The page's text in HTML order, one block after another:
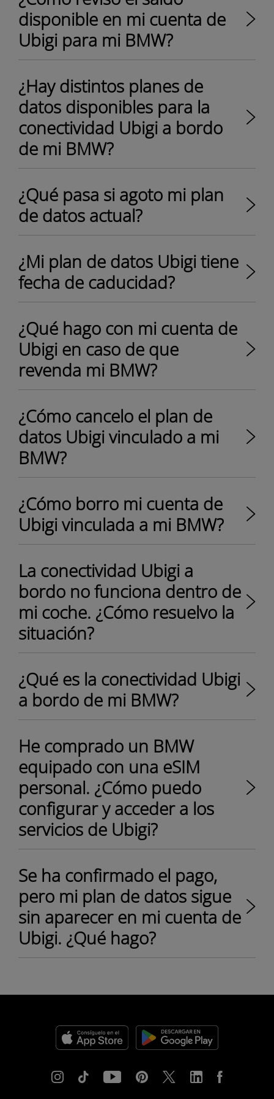
disponible en mi cuenta de
Ubigi para mi BMW?
¿Hay distintos planes de
datos disponibles para la
conectividad Ubigi a bordo
de mi BMW?
¿Qué pasa si agoto mi plan
de datos actual?
¿Mi plan de datos Ubigi tiene
fecha de caducidad?
¿Qué hago con mi cuenta de
Ubigi en caso de que
revenda mi BMW?
¿Cómo cancelo el plan de
datos Ubigi vinculado a mi
BMW?
¿Cómo borro mi cuenta de
Ubigi vinculada a mi BMW?
La conectividad Ubigi a
bordo no funciona dentro de
mi coche. ¿Cómo resuelvo la
situación?
¿Qué es la conectividad Ubigi
a bordo de mi BMW?
He comprado un BMW
equipado con una eSIM
personal. ¿Cómo puedo
configurar y acceder a los
servicios de Ubigi?
Se ha confirmado el pago,
pero mi plan de datos sigue
sin aparecer en mi cuenta de
Ubigi. ¿Qué hago?